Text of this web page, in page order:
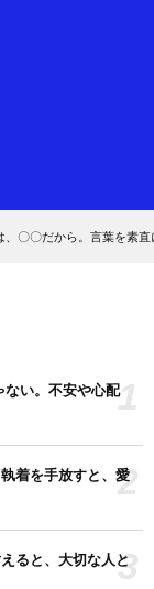
〇〇だから。言葉を素
ない。不安や心配1
着を手放すと、愛2
ると、大切な人と3